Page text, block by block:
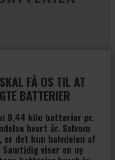
FÅ OS TIL AT
BATTERIER
0,44 kilo batterier pr.
hvert år. Selvom
er det kun halvdelen af
viser en ny